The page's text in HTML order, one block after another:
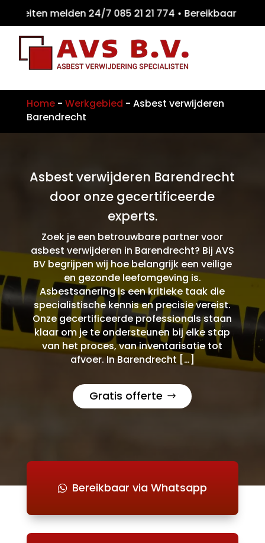
melden 24/7 085 21 21 774 •
Home- Werkgebied - Asbest verwijderen
Barendrecht
Asbest verwijderen Barendrecht
door onze gecertificeerde
experts.
Zoek je een betrouwbare partner voor
asbest verwijderen in Barendrecht? Bij AVS
BV begrijpen wij hoe belangrijk een veilige
en gezonde leefomgeving is.
Asbestsanering is een kritieke taak die
specialistische kennis en precisie vereist.
Onze gecertificeerde professionals staan
klaar om je te ondersteunen bij elke stap
van het proces, van inventarisatie tot
afvoer. In Barendrecht […]
Gratis offerte
Bereikbaar via Whatsapp